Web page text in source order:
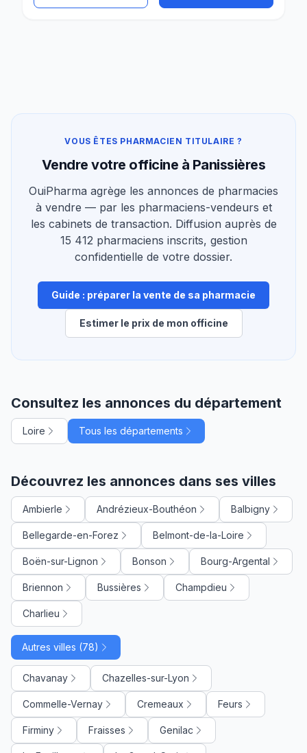
VOUS ÊTES PHARMACIEN TITULAIRE ?
Vendre votre officine à Panissières
OuiPharma agrège les annonces de pharmacies
à vendre — par les pharmaciens-vendeurs et
les cabinets de transaction. Diffusion auprès de
15 412 pharmaciens inscrits, gestion
confidentielle de votre dossier.
Guide : préparer la vente de sa pharmacie
Estimer le prix de mon officine
Consultez les annonces du département
Loire Tous les départements
Découvrez les annonces dans ses villes
Ambierle Andrézieux-Bouthéon Balbigny
Bellegarde-en-Forez Belmont-de-la-Loire
Boën-sur-Lignon Bonson Bourg-Argental
Briennon Bussières Champdieu
Charlieu
Autres villes (78)
Chavanay Chazelles-sur-Lyon
Commelle-Vernay Cremeaux Feurs
Firminy Fraisses Genilac